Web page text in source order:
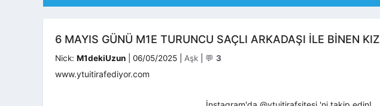
6 MAYIS GÜNÜ M1E TURUNCU SAÇLI ARKADAŞI ILE BINEN KIZ
Nick: M1dekiUzun 06/05/2025 Kategoriler
Aşk 💬 3
www.ytuitirafediyor.com